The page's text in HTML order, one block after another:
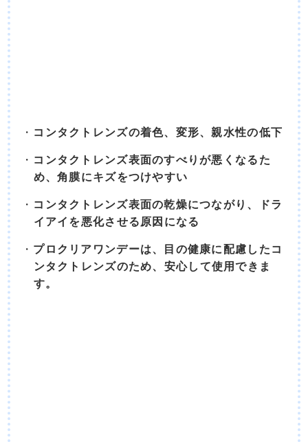
コンタクトレンズの着色、変形、親水性の低下
コンタクトレンズ表面のすべりが悪くなるた
め、角膜にキズをつけやすい
コンタクトレンズ表面の乾燥につながり、ドラ
イアイを悪化させる原因になる
プロクリアワンデーは、目の健康に配慮したコ
ンタクトレンズのため、安心して使用できま
す。